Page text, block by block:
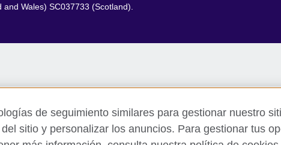
Wales) SC037733 (Scotland).
de seguimiento similares para gestionar nuestro
sitio y personalizar los anuncios. Para gestionar tus